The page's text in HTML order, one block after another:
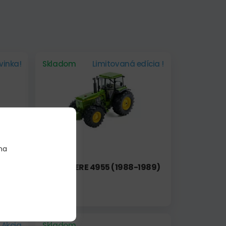
Skladom Limitovaná edícia !
JOHN DEERE 4955 (1988-1989)